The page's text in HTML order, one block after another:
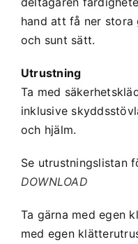
hand att få ner
och sunt sätt.
Utrustning
Ta med
inklusive
och hjälm.
Se utrustningslistan
DOWNLOAD
Ta gärna med egen
med egen